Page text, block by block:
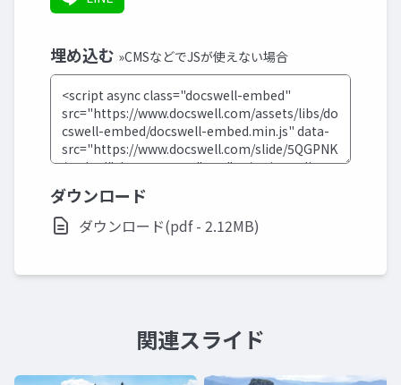
埋め込む »CMSなどでJSが使えない場合
ダウンロード
ダウンロード(pdf - 2.12MB)
関連スライド